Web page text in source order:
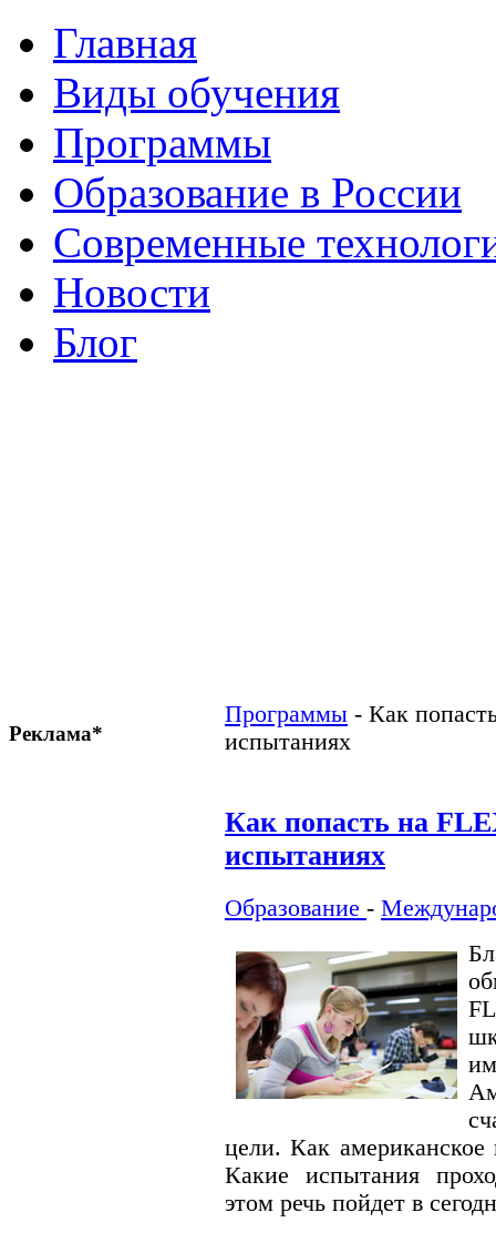
Главная
Виды обучения
Программы
Образование в России
Современные
Новости
Блог
Программы - Как
испытаниях
Как попасть на
испытаниях
Образование -
цели. Как американское
Какие испытания
этом речь пойдет в
Реклама*